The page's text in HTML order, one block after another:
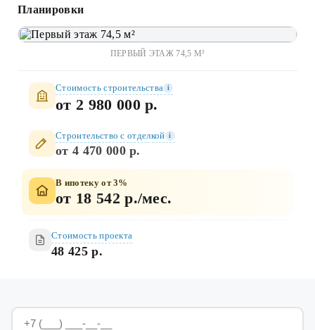
Планировки
ПЕРВЫЙ ЭТАЖ 74,5 М²
Стоимость строительства i
от 2 980 000 р.
Строительство c отделкой i
от 4 470 000 р.
В ипотеку от 3%
от 18 542 р./мес.
Стоимость проекта
48 425 р.